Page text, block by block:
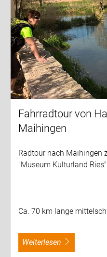
Fahrradtour von
Maihingen
Radtour nach Maihingen
"Museum Kulturland Ries"
Ca. 70 km lange
weiterlesen